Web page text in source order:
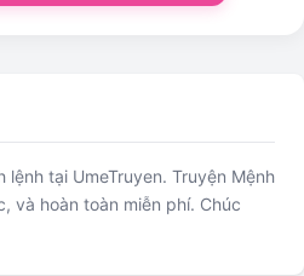
tại UmeTruyen. Truyện Mệnh
và hoàn toàn miễn phí. Chúc